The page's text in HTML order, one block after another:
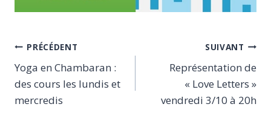
Navigation
de
l’article
PRÉCÉDENT
Yoga en Chambaran :
des cours les lundis et
mercredis
SUIVANT
Représentation de
« Love Letters »
vendredi 3/10 à 20h